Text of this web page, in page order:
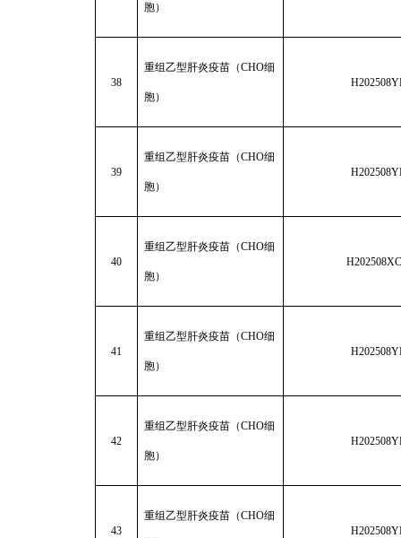
胞）
38
重组乙型肝炎疫苗（CHO细
胞）
39
重组乙型肝炎疫苗（CHO细
胞）
40
重组乙型肝炎疫苗（CHO细
胞）
41
重组乙型肝炎疫苗（CHO细
胞）
42
重组乙型肝炎疫苗（CHO细
胞）
43
重组乙型肝炎疫苗（CHO细